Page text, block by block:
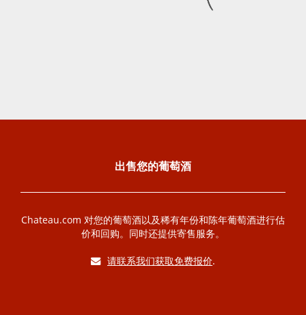
出售您的葡萄酒
Chateau.com 对您的葡萄酒以及稀有年份和陈年葡萄酒进行估
价和回购。同时还提供寄售服务。
请联系我们获取免费报价.